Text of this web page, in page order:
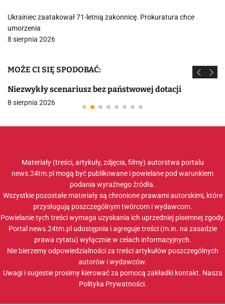
Ukrainiec zaatakował 71-letnią zakonnicę. Prokuratura chce
umorzenia
8 sierpnia 2026
MOŻE CI SIĘ SPODOBAĆ:
Niezwykły scenariusz bez państwowej dotacji
8 sierpnia 2026
Materiały (treści, artykuły, zdjęcia, filmy) autorstwa portalu
news.24tm.pl mogą być publikowane i powielane pod warunkiem
podania wyraźnego źródła.
Wszystkie pozostałe materiały są chronione prawami autorskimi, które
przysługują poszczególnym twórcom i wydawcom.
Powielanie tych treści wymaga uzyskania ich uprzedniej pisemnej zgody.
Portal news.24tm.pl udostępnia i agreguje treści (m.in. na zasadzie
prawa cytatu) wyłącznie w celach informacyjnych.
Nie bierzemy odpowiedzialności za treści artykułów poszczególnych
autorów i wydawców.
Uwagi i sugestie prosimy kierować za pomocą zakładki kontakt. Nasza
Polityka Prywatności.